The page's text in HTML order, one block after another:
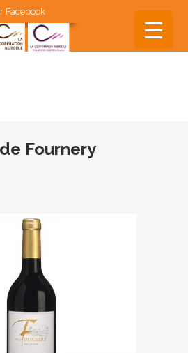
Facebook
Fournery